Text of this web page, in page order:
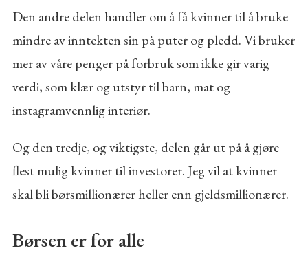
Den andre delen handler om å få kvinner til å bruke
mindre av inntekten sin på puter og pledd. Vi bruker
mer av våre penger på forbruk som ikke gir varig
verdi, som klær og utstyr til barn, mat og
instagramvennlig interiør.
Og den tredje, og viktigste, delen går ut på å gjøre
flest mulig kvinner til investorer. Jeg vil at kvinner
skal bli børsmillionærer heller enn gjeldsmillionærer.
Børsen er for alle